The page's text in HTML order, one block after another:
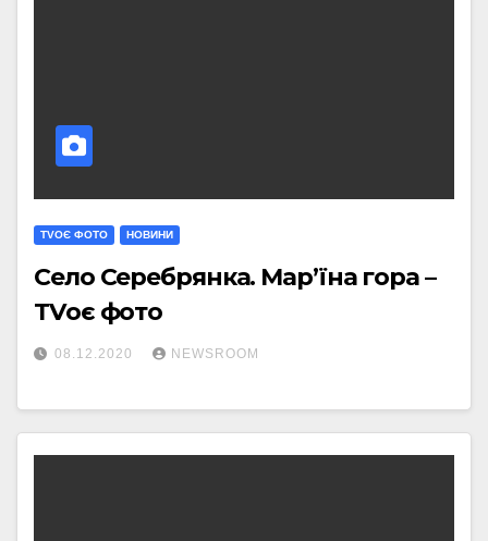
TVОЄ ФОТО НОВИНИ
Село Серебрянка. Мар’їна гора –
TVоє фото
08.12.2020 NEWSROOM